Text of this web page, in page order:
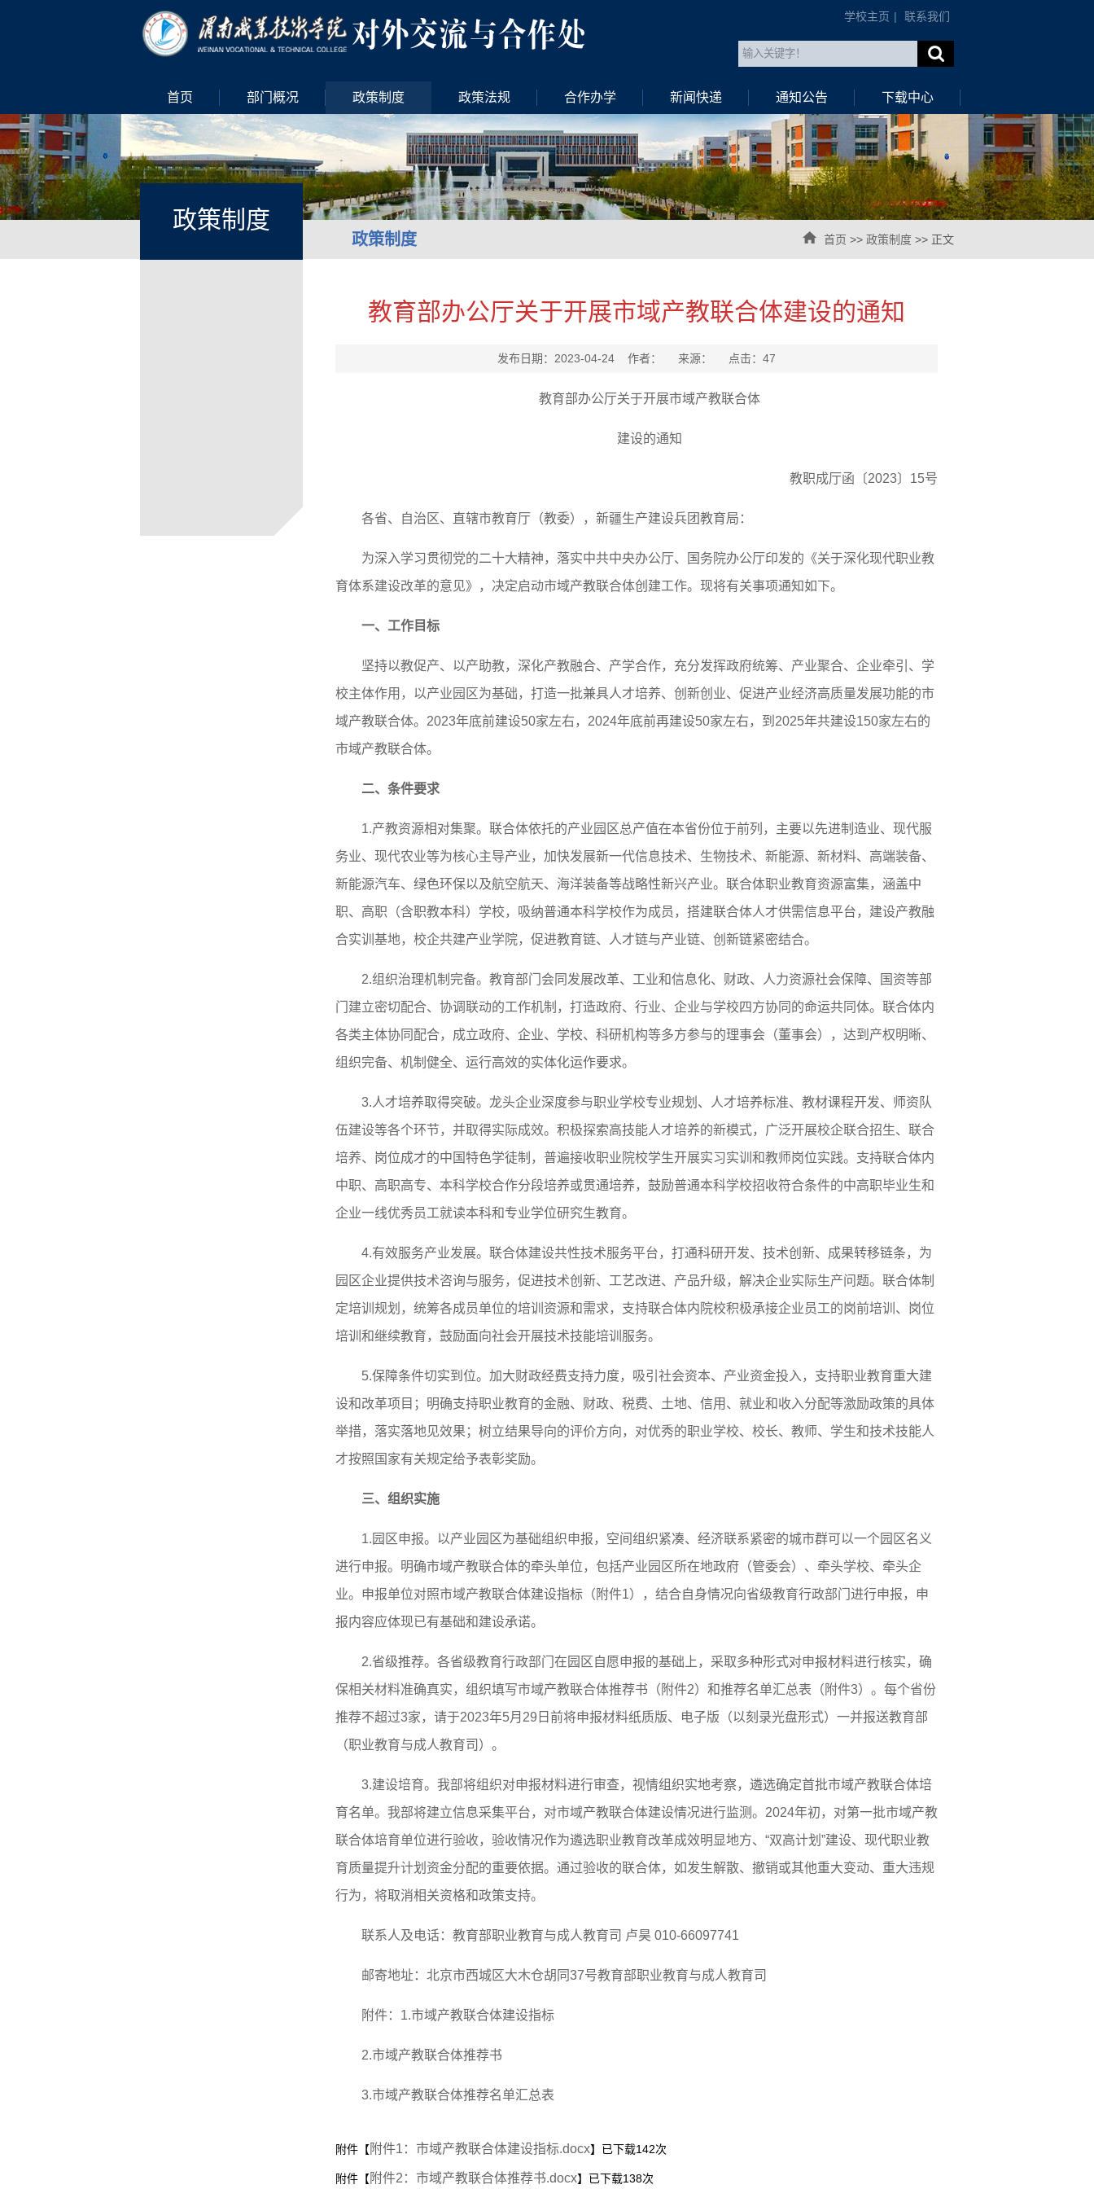
学校主页 | 联系我们
首页 部门概况 政策制度 政策法规 合作办学 新闻快递 通知公告 下载中心
政策制度
政策制度 首页 >> 政策制度 >> 正文
教育部办公厅关于开展市域产教联合体建设的通知
发布日期：2023-04-24 作者： 来源： 点击： 47
教育部办公厅关于开展市域产教联合体
建设的通知
教职成厅函〔2023〕15号
各省、自治区、直辖市教育厅（教委），新疆生产建设兵团教育局：
为深入学习贯彻党的二十大精神，落实中共中央办公厅、国务院办公厅印发的《关于深化现代职业教
育体系建设改革的意见》，决定启动市域产教联合体创建工作。现将有关事项通知如下。
一、工作目标
坚持以教促产、以产助教，深化产教融合、产学合作，充分发挥政府统筹、产业聚合、企业牵引、学
校主体作用，以产业园区为基础，打造一批兼具人才培养、创新创业、促进产业经济高质量发展功能的市
域产教联合体。2023年底前建设50家左右，2024年底前再建设50家左右，到2025年共建设150家左右的
市域产教联合体。
二、条件要求
1.产教资源相对集聚。联合体依托的产业园区总产值在本省份位于前列，主要以先进制造业、现代服
务业、现代农业等为核心主导产业，加快发展新一代信息技术、生物技术、新能源、新材料、高端装备、
新能源汽车、绿色环保以及航空航天、海洋装备等战略性新兴产业。联合体职业教育资源富集，涵盖中
职、高职（含职教本科）学校，吸纳普通本科学校作为成员，搭建联合体人才供需信息平台，建设产教融
合实训基地，校企共建产业学院，促进教育链、人才链与产业链、创新链紧密结合。
2.组织治理机制完备。教育部门会同发展改革、工业和信息化、财政、人力资源社会保障、国资等部
门建立密切配合、协调联动的工作机制，打造政府、行业、企业与学校四方协同的命运共同体。联合体内
各类主体协同配合，成立政府、企业、学校、科研机构等多方参与的理事会（董事会），达到产权明晰、
组织完备、机制健全、运行高效的实体化运作要求。
3.人才培养取得突破。龙头企业深度参与职业学校专业规划、人才培养标准、教材课程开发、师资队
伍建设等各个环节，并取得实际成效。积极探索高技能人才培养的新模式，广泛开展校企联合招生、联合
培养、岗位成才的中国特色学徒制，普遍接收职业院校学生开展实习实训和教师岗位实践。支持联合体内
中职、高职高专、本科学校合作分段培养或贯通培养，鼓励普通本科学校招收符合条件的中高职毕业生和
企业一线优秀员工就读本科和专业学位研究生教育。
4.有效服务产业发展。联合体建设共性技术服务平台，打通科研开发、技术创新、成果转移链条，为
园区企业提供技术咨询与服务，促进技术创新、工艺改进、产品升级，解决企业实际生产问题。联合体制
定培训规划，统筹各成员单位的培训资源和需求，支持联合体内院校积极承接企业员工的岗前培训、岗位
培训和继续教育，鼓励面向社会开展技术技能培训服务。
5.保障条件切实到位。加大财政经费支持力度，吸引社会资本、产业资金投入，支持职业教育重大建
设和改革项目；明确支持职业教育的金融、财政、税费、土地、信用、就业和收入分配等激励政策的具体
举措，落实落地见效果；树立结果导向的评价方向，对优秀的职业学校、校长、教师、学生和技术技能人
才按照国家有关规定给予表彰奖励。
三、组织实施
1.园区申报。以产业园区为基础组织申报，空间组织紧凑、经济联系紧密的城市群可以一个园区名义
进行申报。明确市域产教联合体的牵头单位，包括产业园区所在地政府（管委会）、牵头学校、牵头企
业。申报单位对照市域产教联合体建设指标（附件1），结合自身情况向省级教育行政部门进行申报，申
报内容应体现已有基础和建设承诺。
2.省级推荐。各省级教育行政部门在园区自愿申报的基础上，采取多种形式对申报材料进行核实，确
保相关材料准确真实，组织填写市域产教联合体推荐书（附件2）和推荐名单汇总表（附件3）。每个省份
推荐不超过3家，请于2023年5月29日前将申报材料纸质版、电子版（以刻录光盘形式）一并报送教育部
（职业教育与成人教育司）。
3.建设培育。我部将组织对申报材料进行审查，视情组织实地考察，遴选确定首批市域产教联合体培
育名单。我部将建立信息采集平台，对市域产教联合体建设情况进行监测。2024年初，对第一批市域产教
联合体培育单位进行验收，验收情况作为遴选职业教育改革成效明显地方、“双高计划”建设、现代职业教
育质量提升计划资金分配的重要依据。通过验收的联合体，如发生解散、撤销或其他重大变动、重大违规
行为，将取消相关资格和政策支持。
联系人及电话：教育部职业教育与成人教育司 卢昊 010-66097741
邮寄地址：北京市西城区大木仓胡同37号教育部职业教育与成人教育司
附件：1.市域产教联合体建设指标
2.市域产教联合体推荐书
3.市域产教联合体推荐名单汇总表
附件【附件1：市域产教联合体建设指标.docx】已下载142次
附件【附件2：市域产教联合体推荐书.docx】已下载138次